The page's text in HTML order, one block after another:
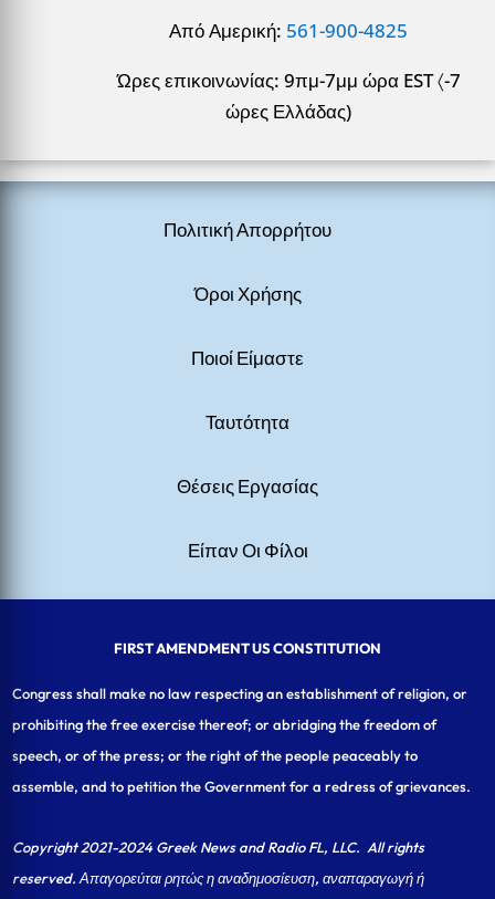
Από Αμερική: 561-900-4825
Ώρες επικοινωνίας: 9πμ-7μμ ώρα EST 〈-7
ώρες Ελλάδας)
Πολιτική Απορρήτου
Όροι Χρήσης
Ποιοί Είμαστε
Ταυτότητα
Θέσεις Εργασίας
Είπαν Οι Φίλοι
FIRST AMENDMENT US CONSTITUTION
Congress shall make no law respecting an establishment of religion, or
prohibiting the free exercise thereof; or abridging the freedom of
speech, or of the press; or the right of the people peaceably to
assemble, and to petition the Government for a redress of grievances.
Copyright 2021-2024 Greek News and Radio FL, LLC. All rights
reserved. Απαγορεύται ρητώς η αναδημοσίευση, αναπαραγωγή ή